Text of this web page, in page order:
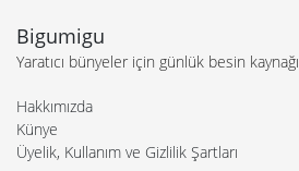
Bigumigu
Yaratıcı bünyeler için günlük besin kaynağı
Hakkımızda
Künye
Üyelik, Kullanım ve Gizlilik Şartları